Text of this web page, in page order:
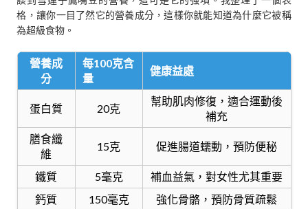
格，讓你一目了然它的營養成分，這樣你就能知道為什麼它被稱
為超級食物。
營養成
分
每100克含
量
健康益處
蛋白質 20克
幫助肌肉修復，適合運動後
補充
膳食纖
維
15克 促進腸道蠕動，預防便秘
鐵質 5毫克
補血益氣，對女性尤其重要
鈣質
150毫克
強化骨骼，預防骨質疏鬆